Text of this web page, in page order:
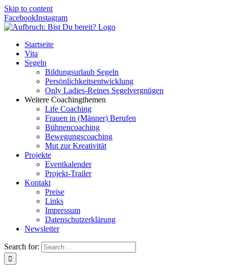
Skip to content
FacebookInstagram
Startseite
Vita
Segeln
Bildungsurlaub Segeln
Persönlichkeitsentwicklung
Only Ladies-Reines Segelvergnügen
Weitere Coachingthemen
Life Coaching
Frauen in (Männer) Berufen
Bühnencoaching
Bewegungscoaching
Mut zur Kreativität
Projekte
Eventkalender
Projekt-Trailer
Kontakt
Preise
Links
Impressum
Datenschutzerklärung
Newsletter
Search for: